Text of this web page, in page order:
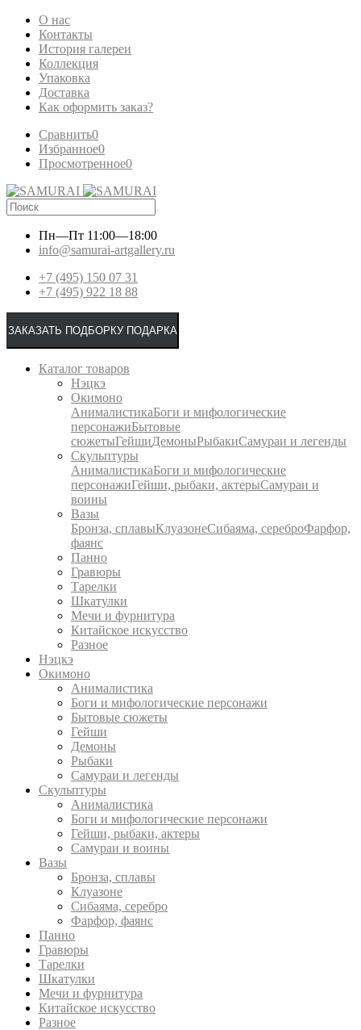
О нас
Контакты
История галереи
Коллекция
Упаковка
Доставка
Как оформить заказ?
Сравнить0
Избранное0
Просмотренное0
Пн—Пт 11:00—18:00
info@samurai-artgallery.ru
+7 (495) 150 07 31
+7 (495) 922 18 88
ЗАКАЗАТЬ ПОДБОРКУ ПОДАРКА
Каталог товаров
Нэцкэ
Окимоно
АнималистикаБоги и мифологические
персонажиБытовые
сюжетыГейшиДемоныРыбакиСамураи и легенды
Скульптуры
АнималистикаБоги и мифологические
персонажиГейши, рыбаки, актерыСамураи и
воины
Вазы
Бронза, сплавыКлуазонеСибаяма, сереброФарфор,
фаянс
Панно
Гравюры
Тарелки
Шкатулки
Мечи и фурнитура
Китайское искусство
Разное
Нэцкэ
Окимоно
Анималистика
Боги и мифологические персонажи
Бытовые сюжеты
Гейши
Демоны
Рыбаки
Самураи и легенды
Скульптуры
Анималистика
Боги и мифологические персонажи
Гейши, рыбаки, актеры
Самураи и воины
Вазы
Бронза, сплавы
Клуазоне
Сибаяма, серебро
Фарфор, фаянс
Панно
Гравюры
Тарелки
Шкатулки
Мечи и фурнитура
Китайское искусство
Разное